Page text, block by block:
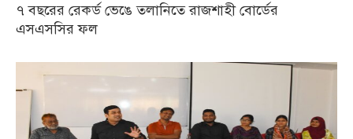
৭ বছরের রেকর্ড ভেঙে তলানিতে রাজশাহী বোর্ডের
এসএসসির ফল